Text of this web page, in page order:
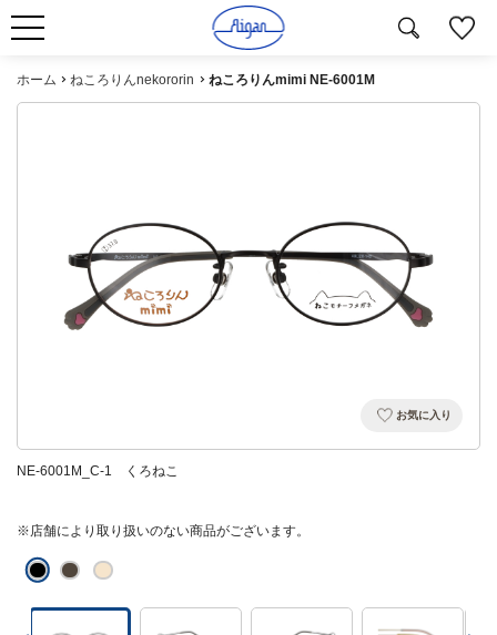
ホーム ねころりんnekororin ねころりんmimi NE-6001M
お気に入り
NE-6001M_C-1 くろねこ
※店舗により取り扱いのない商品がございます。